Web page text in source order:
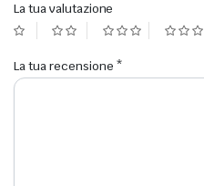
La tua valutazione
La tua recensione *